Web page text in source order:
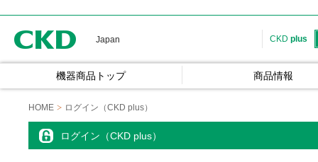
Japan CKD plus
機器商品トップ 商品情報
HOME ログイン（CKD plus）
ログイン（CKD plus）